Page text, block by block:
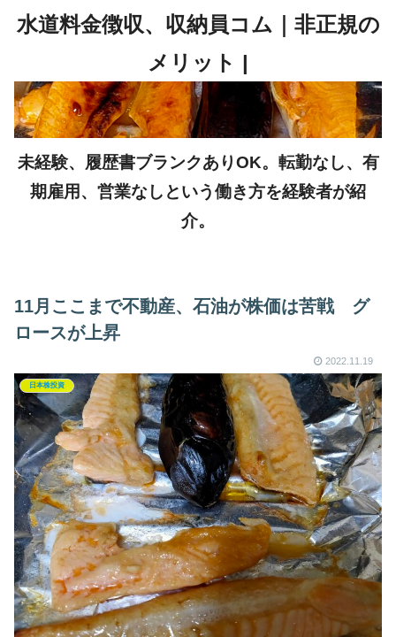
未経験、履歴書ブランクありOK。転勤なし、有
期雇用、営業なしという働き方を経験者が紹
介。
11月ここまで不動産、石油が株価は苦戦 グ
ロースが上昇
2022.11.19
日本株投資